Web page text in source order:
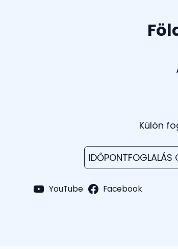
Külön
IDŐPONTFOGLALÁS
YouTube Facebook